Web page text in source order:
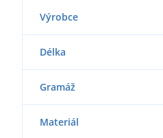
Výrobce
Délka
Gramáž
Materiál